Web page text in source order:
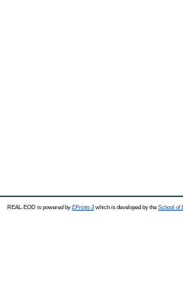
REAL-EOD is powered by EPrints 3which is developed by the School of